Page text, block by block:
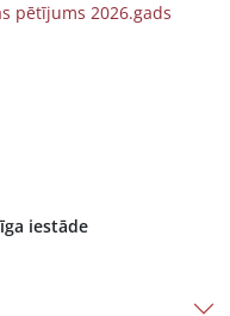
pētījums 2026.gads
iestāde